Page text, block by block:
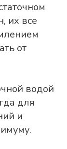
их все
от
водой
для
и